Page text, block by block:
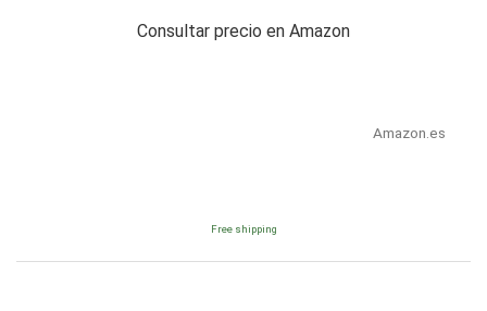
Consultar precio en Amazon
Amazon.es
Free shipping